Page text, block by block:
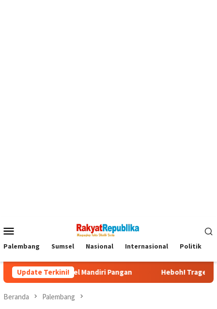
Mobile
Palembang Sumsel Nasional Internasional Politik
Update Terkini!
Mandiri Pangan Heboh! Tragedi Mutilasi di
Beranda Palembang